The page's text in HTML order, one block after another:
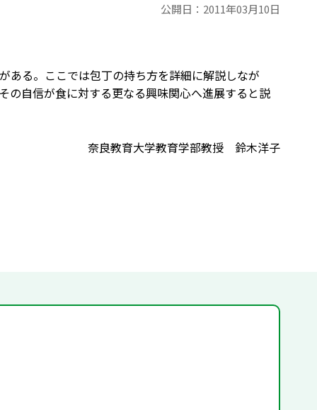
公開日： 2011年03月10日
ある。ここでは包丁の持ち方を詳細に解説しなが
の自信が食に対する更なる興味関心へ進展すると説
奈良教育大学教育学部教授 鈴木洋子